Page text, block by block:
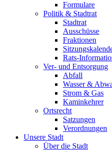
Formulare
Politik & Stadtrat
Stadtrat
Ausschüsse
Fraktionen
Rats-
Ver- und Entsorgung
Abfall
Wasser &
Strom & Gas
Kaminkehrer
Ortsrecht
Satzungen
Verordnungen
Unsere Stadt
Über die Stadt